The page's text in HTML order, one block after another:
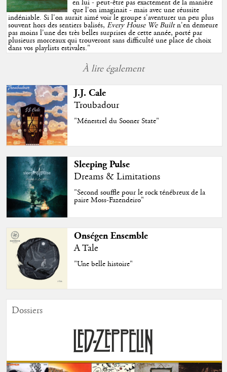
en lui - peut-être pas exactement de la manière
que l'on imaginait - mais avec une réussite
indéniable. Si l'on aurait aimé voir le groupe s'aventurer un peu plus
souvent hors des sentiers balisés,Every House We Builtn'en demeure
pas moins l'une des très belles surprises de cette année, porté par
plusieurs morceaux qui trouveront sans difficulté une place de choix
dans vos playlists estivales."
À lire également
J.J. Cale
Troubadour
"Ménestrel du Sooner State"
Sleeping Pulse
Dreams & Limitations
"Second souffle pour le rock ténébreux de la
paire Moss-Fazendeiro"
Onségen Ensemble
A Tale
"Une belle histoire"
Dossiers